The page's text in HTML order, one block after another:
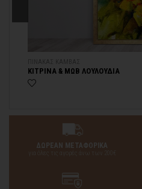
ΚΙΤΡΙΝΑ & ΜΩΒ ΛΟΥΛΟΥΔΙΑ
ΔΩΡΕΑΝ ΜΕΤΑΦΟΡΙΚΑ
για όλες τις αγορές άνω των 200€